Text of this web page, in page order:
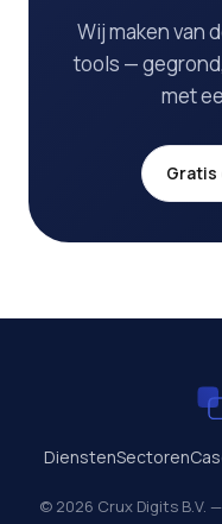
Wij maken van
tools —
met
DienstenSectoren
© 2026 Crux Digits B.V.